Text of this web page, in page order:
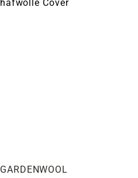
GARDENWOOL